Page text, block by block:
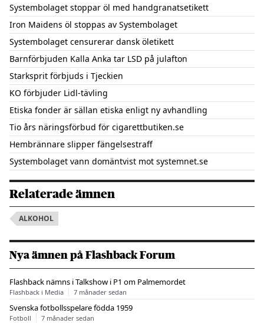
Systembolaget stoppar öl med handgranatsetikett
Iron Maidens öl stoppas av Systembolaget
Systembolaget censurerar dansk öletikett
Barnförbjuden Kalla Anka tar LSD på julafton
Starksprit förbjuds i Tjeckien
KO förbjuder Lidl-tävling
Etiska fonder är sällan etiska enligt ny avhandling
Tio års näringsförbud för cigarettbutiken.se
Hembrännare slipper fängelsestraff
Systembolaget vann domäntvist mot systemnet.se
Relaterade ämnen
ALKOHOL
Nya ämnen på Flashback Forum
Flashback nämns i Talkshow i P1 om Palmemordet
Flashback i Media 7 månader sedan
Svenska fotbollsspelare födda 1959
Fotboll 7 månader sedan